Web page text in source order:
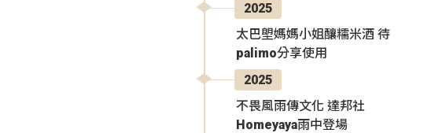
2025
太巴塱媽媽小姐釀糯米酒 待
palimo分享使用
2025
不畏風雨傳文化 達邦社
Homeyaya雨中登場